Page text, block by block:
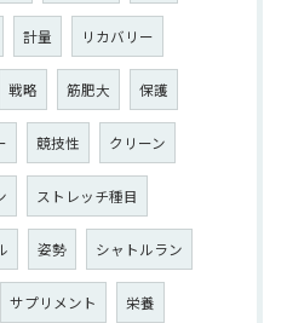
計量 リカバリー
戦略 筋肥大 保護
競技性 クリーン
ストレッチ種目
姿勢 シャトルラン
サプリメント 栄養